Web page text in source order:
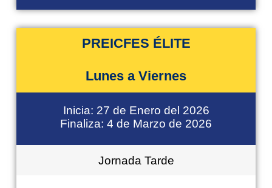
PREICFES ÉLITE
Lunes a Viernes
Inicia: 27 de Enero del 2026
Finaliza: 4 de Marzo de 2026
Jornada Tarde